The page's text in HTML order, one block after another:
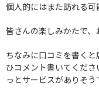
個人的にはまた訪れる可
皆さんの楽しみかたで、
ちなみに口コミを書く
ひコメント書いてくだ
っとサービスがありそう